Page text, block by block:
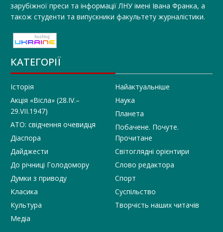
зарубіжної преси та інформації ЛНУ імені Івана Франка, а
також студенти та випускники факультету журналістики.
КАТЕГОРІЇ
Історія
Акція «Вісла» (28.IV.–
29.VII.1947)
АТО: свідчення очевидця
Діаспора
Дайджести
До річниці Голодомору
Думки з приводу
Класика
Культура
Медіа
Найактуальніше
Наука
Планета
Побачене. Почуте.
Прочитане
Світоглядні орієнтири
Слово редактора
Спорт
Суспільство
Творчість наших читачів